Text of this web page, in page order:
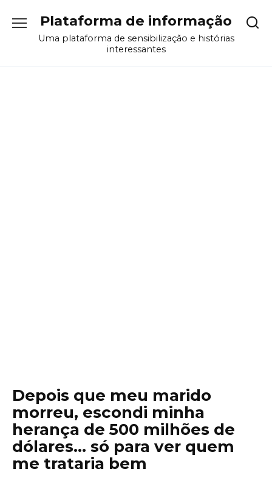
содержанию
Plataforma de informação
Uma plataforma de sensibilização e histórias
interessantes
Depois que meu marido
morreu, escondi minha
herança de 500 milhões de
dólares… só para ver quem
me trataria bem